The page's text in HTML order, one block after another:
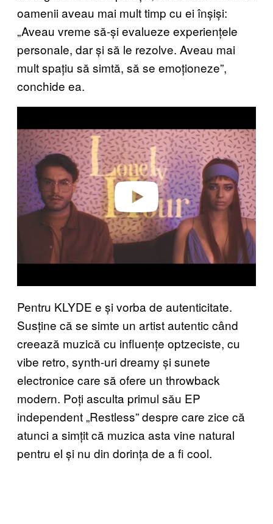
oamenii aveau mai mult timp cu ei înșiși:
„Aveau vreme să-și evalueze experiențele
personale, dar și să le rezolve. Aveau mai
mult spațiu să simtă, să se emoționeze”,
conchide ea.
Play video
Pentru KLYDE e și vorba de autenticitate.
Susține că se simte un artist autentic când
creează muzică cu influențe optzeciste, cu
vibe retro, synth-uri dreamy și sunete
electronice care să ofere un throwback
modern. Poți asculta primul său EP
independent „Restless” despre care zice că
atunci a simțit că muzica asta vine natural
pentru el și nu din dorința de a fi cool.